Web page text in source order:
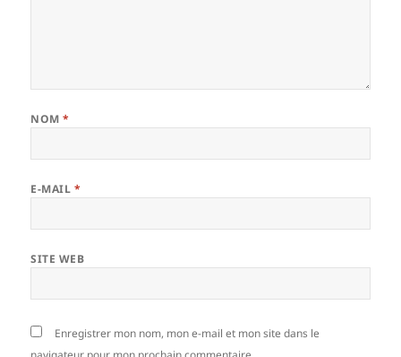
NOM*
E-MAIL *
SITE WEB
Enregistrer mon nom, mon e-mail et mon site dans le